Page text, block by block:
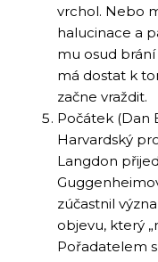
vrchol. Nebo
halucinace a
mu osud
má dostat k
začne vraždit.
Počátek (Dan
Harvardský
Langdon
zúčastnil
objevu, který
Pořadatelem